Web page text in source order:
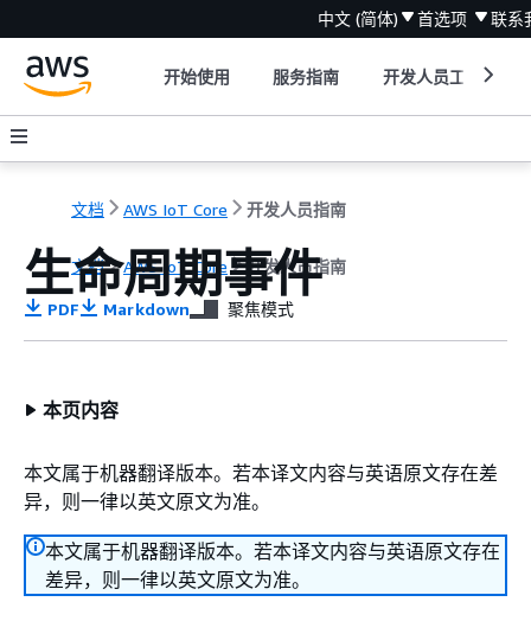
中文 (简体) 首选项 联系
开始使用 服务指南 开发人员工具
文档 AWS IoT Core 开发人员指南
文档 AWS IoT Core 开发人员指南
生命周期事件
PDF Markdown 聚焦模式
本页内容
本文属于机器翻译版本。若本译文内容与英语原文存在差
异，则一律以英文原文为准。
本文属于机器翻译版本。若本译文内容与英语原文存在
差异，则一律以英文原文为准。